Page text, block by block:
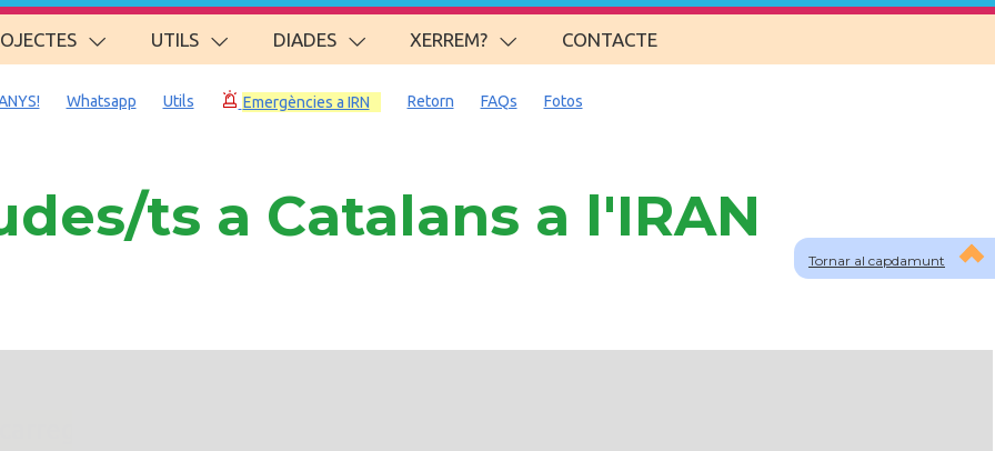
UTILS DIADES XERREM? CONTACTE
Tornar al capdamunt
Whatsapp Utils Emergències a IRN Retorn FAQs Fotos
ts a Catalans a l'IRAN